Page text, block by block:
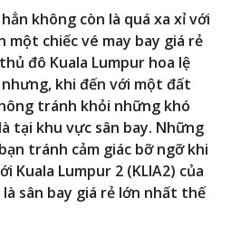
không còn là quá xa xỉ với
một chiếc vé may bay giá rẻ
đô Kuala Lumpur hoa lệ
khi đến với một đất
tránh khỏi những khó
tại khu vực sân bay. Những
tránh cảm giác bỡ ngỡ khi
Kuala Lumpur 2 (KLIA2) của
sân bay giá rẻ lớn nhất thế